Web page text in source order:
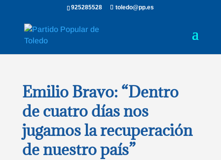
925285528 toledo@pp.es
Emilio Bravo: “Dentro
de cuatro días nos
jugamos la recuperación
de nuestro país”